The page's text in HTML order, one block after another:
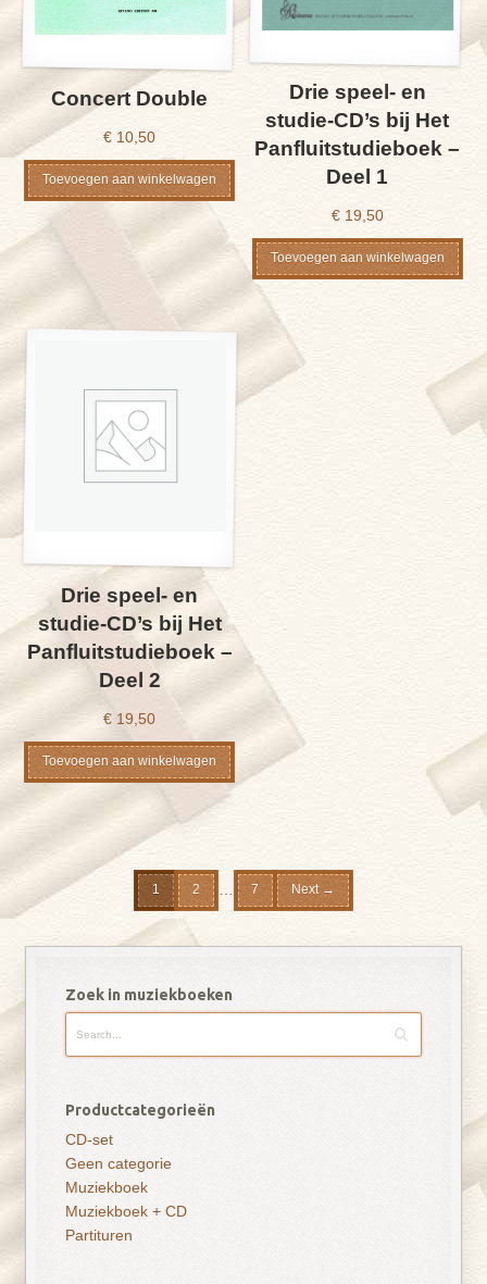
Concert Double
€ 10,50
Toevoegen aan winkelwagen
Drie speel- en
studie-CD’s bij Het
Panfluitstudieboek –
Deel 1
€19,50
Toevoegen aan winkelwagen
Drie speel- en
studie-CD’s bij Het
Panfluitstudieboek –
Deel 2
€ 19,50
Toevoegen aan winkelwagen
1 2 7 Next →
Zoek in muziekboeken
Productcategorieën
CD-set
Geen categorie
Muziekboek
Muziekboek + CD
Partituren